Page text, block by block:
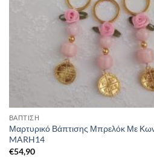
ΒΑΠΤΙΣΗ
Μαρτυρικό Βάπτισης Μπρελόκ Με
MARH14
€54,90